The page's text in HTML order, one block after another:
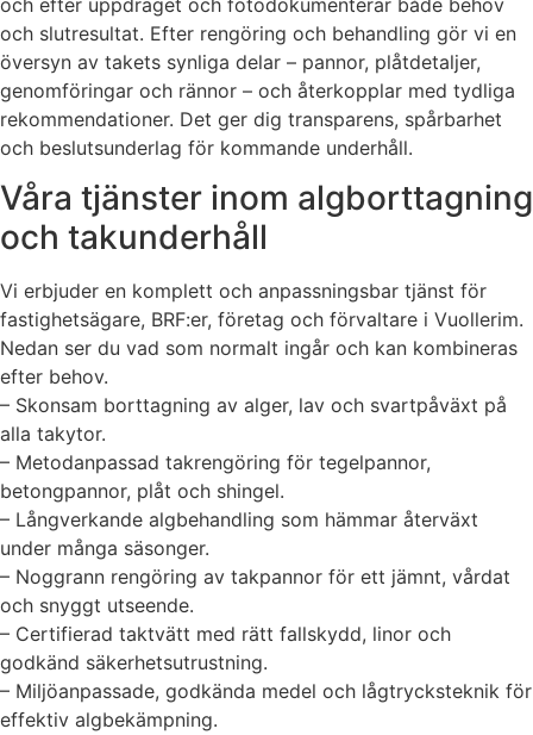
och slutresultat. Efter rengöring och behandling gör vi en
översyn av takets synliga delar – pannor, plåtdetaljer,
genomföringar och rännor – och återkopplar med tydliga
rekommendationer. Det ger dig transparens, spårbarhet
och beslutsunderlag för kommande underhåll.
Våra tjänster inom algborttagning
och takunderhåll
Vi erbjuder en komplett och anpassningsbar tjänst för
fastighetsägare, BRF:er, företag och förvaltare i Vuollerim.
Nedan ser du vad som normalt ingår och kan kombineras
efter behov.
– Skonsam borttagning av alger, lav och svartpåväxt på
alla takytor.
– Metodanpassad takrengöring för tegelpannor,
betongpannor, plåt och shingel.
– Långverkande algbehandling som hämmar återväxt
under många säsonger.
– Noggrann rengöring av takpannor för ett jämnt, vårdat
och snyggt utseende.
– Certifierad taktvätt med rätt fallskydd, linor och
godkänd säkerhetsutrustning.
– Miljöanpassade, godkända medel och lågtrycksteknik för
effektiv algbekämpning.